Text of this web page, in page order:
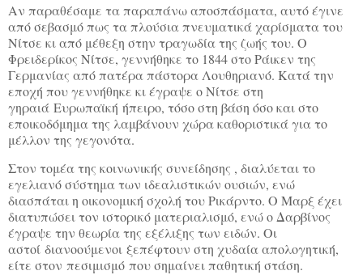
Αν παραθέσαμε τα παραπάνω αποσπάσματα, αυτό έγινε
από σεβασμό πως τα πλούσια πνευματικά χαρίσματα του
Νίτσε κι από μέθεξη στην τραγωδία της ζωής του. Ο
Φρειδερίκος Νίτσε, γεννήθηκε το 1844 στο Ράικεν της
Γερμανίας από πατέρα πάστορα Λουθηριανό. Κατά την
εποχή που γεννήθηκε κι έγραψε ο Νίτσε στη
γηραιά Ευρωπαϊκή ήπειρο, τόσο στη βάση όσο και στο
εποικοδόμημα της λαμβάνουν χώρα καθοριστικά για το
μέλλον της γεγονότα.
Στον τομέα της κοινωνικής συνείδησης , διαλύεται το
εγελιανό σύστημα των ιδεαλιστικών ουσιών, ενώ
διασπάται η οικονομική σχολή του Ρικάρντο. Ο Μαρξ έχει
διατυπώσει τον ιστορικό ματεριαλισμό, ενώ ο Δαρβίνος
έγραψε την θεωρία της εξέλιξης των ειδών. Οι
αστοί διανοούμενοι ξεπέφτουν στη χυδαία απολογητική,
είτε στον πεσιμισμό που σημαίνει παθητική στάση.